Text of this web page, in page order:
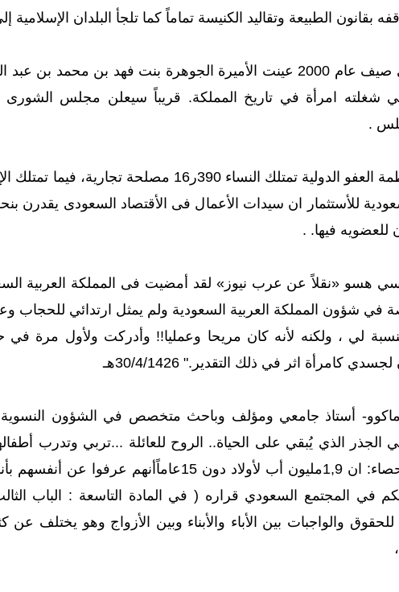
بقانون الطبيعة وتقاليد الكنيسة تماماً كما تلجأ البلدان الإسلامية
وفي صيف عام 2000 عينت الأميرة الجوهرة بنت فهد بن
امرأة في تاريخ المملكة. قريباً سيعلن مجلس الشورى
.
فيها. .
سي هسو «نقلاً عن عرب نيوز» لقد أمضيت فى المملكة العربية
في شؤون المملكة العربية السعودية ولم يمثل ارتدائي للحجاب
لي ، ولكنه لأنه كان مريحا وعمليا!! وأدركت ولأول مرة في
كامرأة اثر في ذلك التقدير." 30/4/1426هـ
أستاذ جامعي ومؤلف وباحث متخصص في الشؤون النسوية
الجذر الذي يُبقي على الحياة.. الروح للعائلة ...تربي وتدرب
الولايات المتحدة للأحصاء: ان 1,9مليون أب
في المجتمع السعودي قراره ( في المادة التاسعة : الباب
والواجبات بين الأباء والأبناء وبين الأزواج وهو يختلف